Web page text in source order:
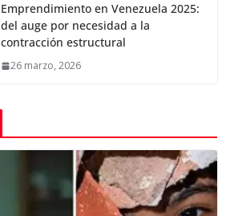
Emprendimiento en Venezuela 2025:
del auge por necesidad a la
contracción estructural
26 marzo, 2026